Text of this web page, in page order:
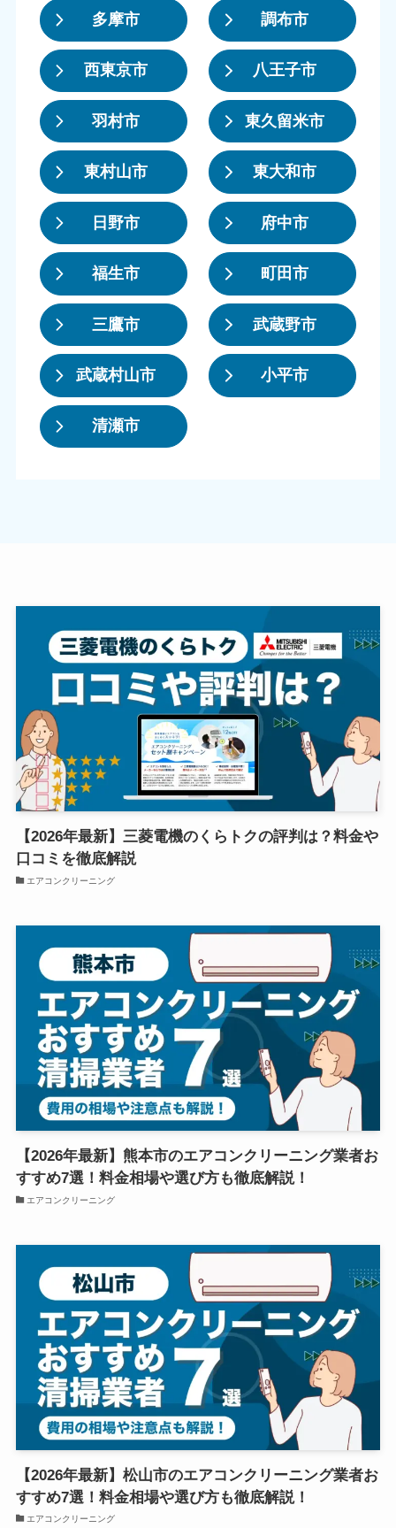
多摩市 調布市
西東京市 八王子市
羽村市 東久留米市
東村山市 東大和市
日野市 府中市
福生市 町田市
三鷹市 武蔵野市
武蔵村山市 小平市
清瀬市
【2026年最新】三菱電機のくらトクの評判は？料金や
口コミを徹底解説
エアコンクリーニング
【2026年最新】熊本市のエアコンクリーニング業者お
すすめ7選！料金相場や選び方も徹底解説！
エアコンクリーニング
【2026年最新】松山市のエアコンクリーニング業者お
すすめ7選！料金相場や選び方も徹底解説！
エアコンクリーニング